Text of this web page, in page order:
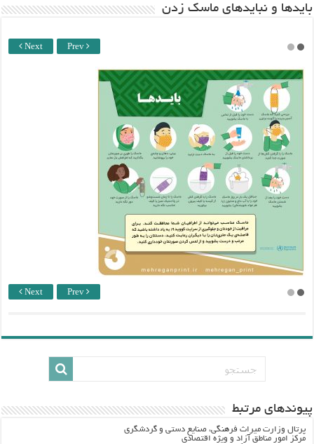
باید‌ها و نبایدهای ماسک زدن
Next Prev
Next Prev
پيوندهاي مرتبط
پرتال وزارت ميراث فرهنگي، صنایع دستی و گردشگري
مرکز امور مناطق آزاد و ویژه اقتصادی